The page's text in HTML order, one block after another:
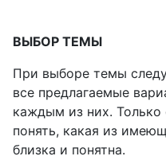
ВЫБОР ТЕМЫ
При выборе темы
все предлагаемые
каждым из них.
понять, какая из
близка и понятна.